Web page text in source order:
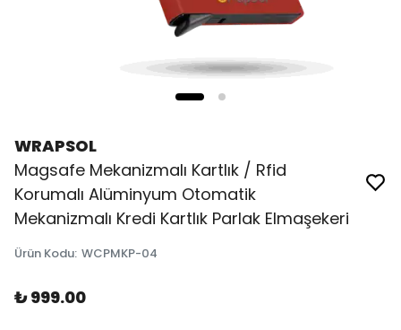
WRAPSOL
Magsafe Mekanizmalı Kartlık / Rfid
Korumalı Alüminyum Otomatik
Mekanizmalı Kredi Kartlık Parlak Elmaşekeri
Ürün Kodu: WCPMKP-04
₺ 999.00